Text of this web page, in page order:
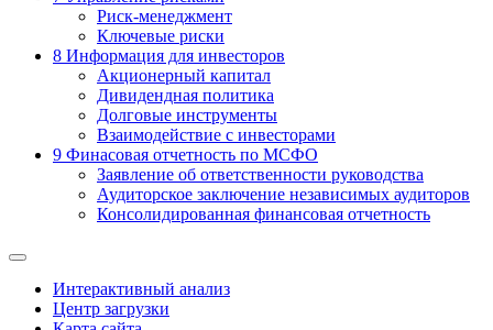
Риск-менеджмент
Ключевые риски
8 Информация для инвесторов
Акционерный капитал
Дивидендная политика
Долговые инструменты
Взаимодействие с инвеcторами
9 Финасовая отчетность по МСФО
Заявление об ответственности руководства
Аудиторское заключение независимых аудиторов
Консолидированная финансовая отчетность
Интерактивный анализ
Центр загрузки